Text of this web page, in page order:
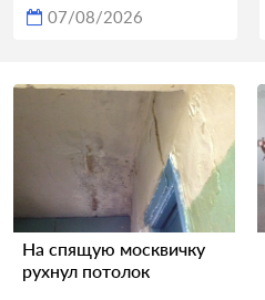
07/08/2026
На спящую москвичку
рухнул потолок